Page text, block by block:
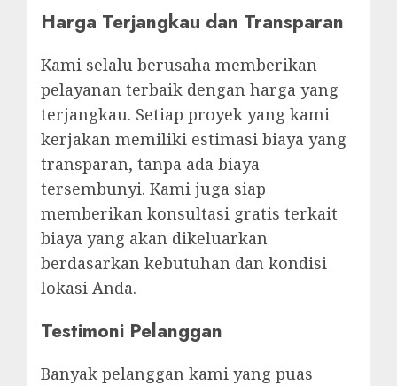
Harga Terjangkau dan Transparan
Kami selalu berusaha memberikan
pelayanan terbaik dengan harga yang
terjangkau. Setiap proyek yang kami
kerjakan memiliki estimasi biaya yang
transparan, tanpa ada biaya
tersembunyi. Kami juga siap
memberikan konsultasi gratis terkait
biaya yang akan dikeluarkan
berdasarkan kebutuhan dan kondisi
lokasi Anda.
Testimoni Pelanggan
Banyak pelanggan kami yang puas